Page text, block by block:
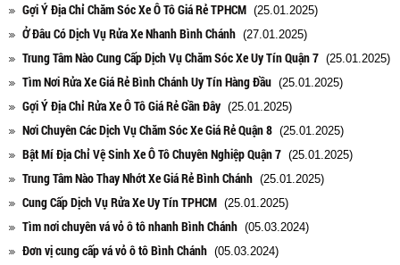
Gợi Ý Địa Chỉ Chăm Sóc Xe Ô Tô Giá Rẻ TPHCM (25.01.2025)
Ở Đâu Có Dịch Vụ Rửa Xe Nhanh Bình Chánh (27.01.2025)
Trung Tâm Nào Cung Cấp Dịch Vụ Chăm Sóc Xe Uy Tín Quận 7 (25.01.2025)
Tìm Nơi Rửa Xe Giá Rẻ Bình Chánh Uy Tín Hàng Đầu (25.01.2025)
Gợi Ý Địa Chỉ Rửa Xe Ô Tô Giá Rẻ Gần Đây (25.01.2025)
Nơi Chuyên Các Dịch Vụ Chăm Sóc Xe Giá Rẻ Quận 8 (25.01.2025)
Bật Mí Địa Chỉ Vệ Sinh Xe Ô Tô Chuyên Nghiệp Quận 7 (25.01.2025)
Trung Tâm Nào Thay Nhớt Xe Giá Rẻ Bình Chánh (25.01.2025)
Cung Cấp Dịch Vụ Rửa Xe Uy Tín TPHCM (25.01.2025)
Tìm nơi chuyên vá vỏ ô tô nhanh Bình Chánh (05.03.2024)
Đơn vị cung cấp vá vỏ ô tô Bình Chánh (05.03.2024)